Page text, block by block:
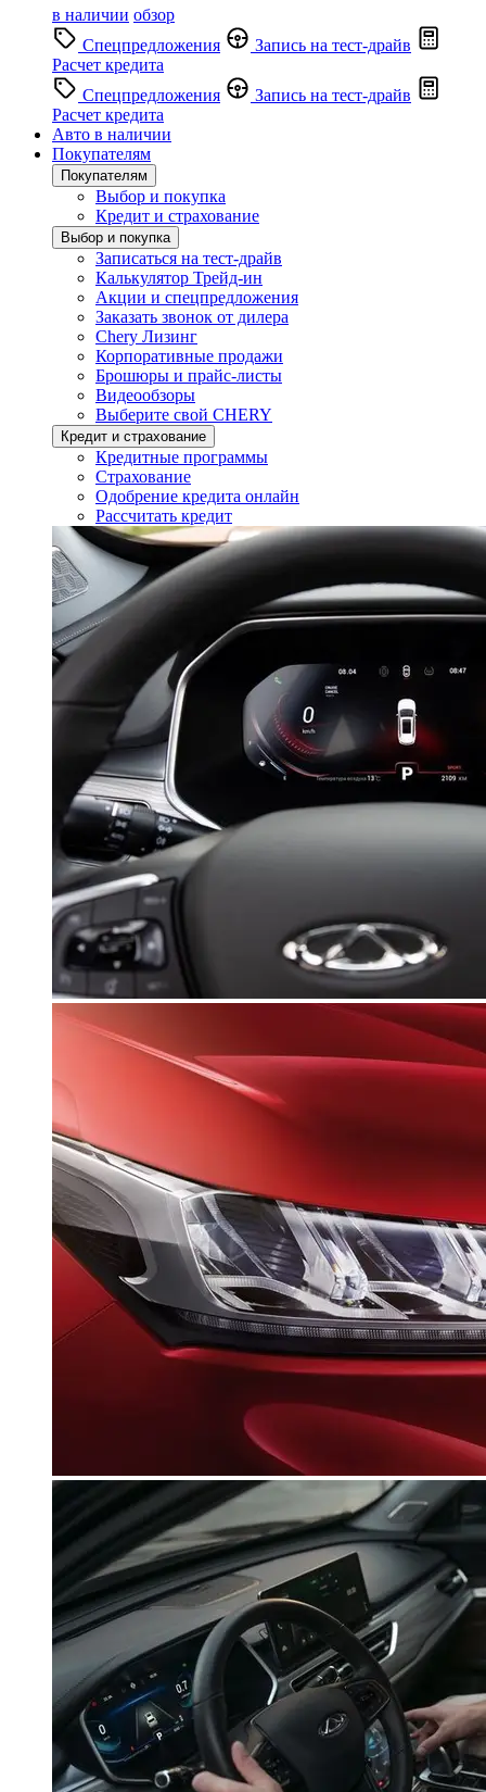
в наличии обзор
Спецпредложения
Запись на тест-драйв
Расчет кредита
Спецпредложения
Запись на тест-драйв
Расчет кредита
Авто в наличии
Покупателям
Покупателям
Выбор и покупка
Кредит и страхование
Выбор и покупка
Записаться на тест-драйв
Калькулятор Трейд-ин
Акции и спецпредложения
Заказать звонок от дилера
Chery Лизинг
Корпоративные продажи
Брошюры и прайс-листы
Видеообзоры
Выберите свой CHERY
Кредит и страхование
Кредитные программы
Страхование
Одобрение кредита онлайн
Рассчитать кредит